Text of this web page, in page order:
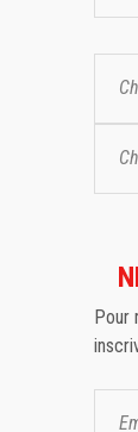
Pour